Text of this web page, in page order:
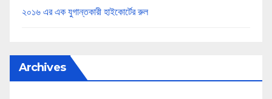
২০১৬ এর এক যুগান্তকারী হাইকোর্টের রুল
Archives